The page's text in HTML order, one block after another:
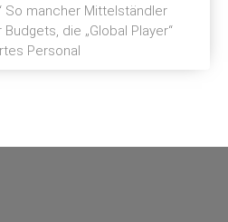
So mancher Mittelständler
die „Global Player“
Personal